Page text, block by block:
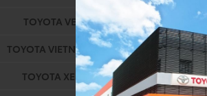
TOYOTA VELOZ
TOYOTA VIETNAM APP
TOYOTA XE MỚI